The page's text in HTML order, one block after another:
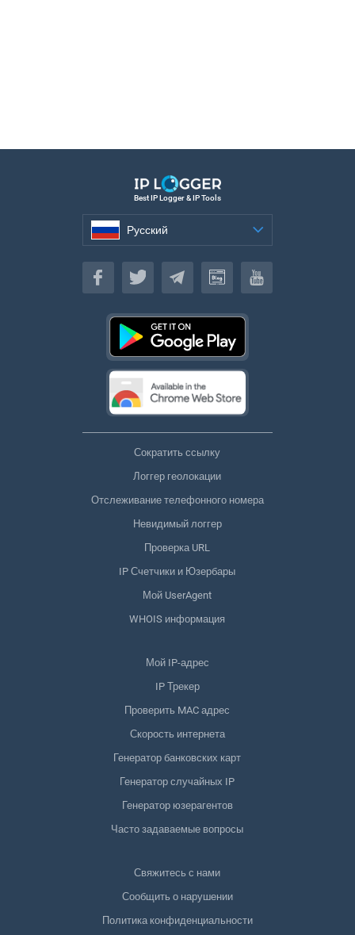
Best IP Logger & IP Tools
Русский
Русский
Сократить ссылку
Логгер геолокации
Отслеживание телефонного номера
Невидимый логгер
Проверка URL
IP Счетчики и Юзербары
Мой UserAgent
WHOIS информация
Мой IP-адрес
IP Трекер
Проверить MAC адрес
Скорость интернета
Генератор банковских карт
Генератор случайных IP
Генератор юзерагентов
Часто задаваемые вопросы
Свяжитесь с нами
Сообщить о нарушении
Политика конфиденциальности